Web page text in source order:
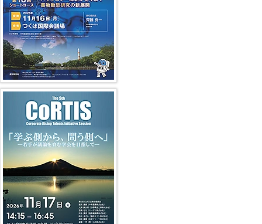
第5回 CoRTIS